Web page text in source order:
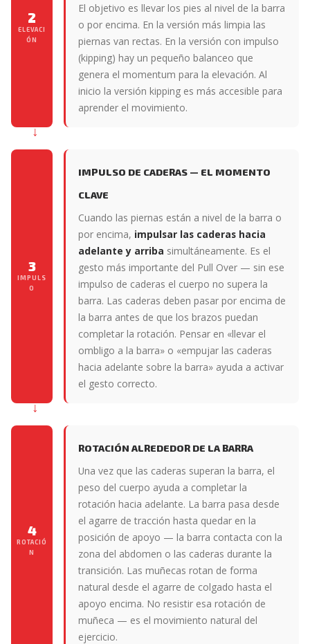
2
ELEVACI
ÓN
El objetivo es llevar los pies al nivel de la barra
o por encima. En la versión más limpia las
piernas van rectas. En la versión con impulso
(kipping) hay un pequeño balanceo que
genera el momentum para la elevación. Al
inicio la versión kipping es más accesible para
aprender el movimiento.
3
IMPULS
O
IMPULSO DE CADERAS — EL MOMENTO
CLAVE
Cuando las piernas están a nivel de la barra o
por encima, impulsar las caderas hacia
adelante y arriba simultáneamente. Es el
gesto más importante del Pull Over — sin ese
impulso de caderas el cuerpo no supera la
barra. Las caderas deben pasar por encima de
la barra antes de que los brazos puedan
completar la rotación. Pensar en «llevar el
ombligo a la barra» o «empujar las caderas
hacia adelante sobre la barra» ayuda a activar
el gesto correcto.
4
ROTACIÓ
N
ROTACIÓN ALREDEDOR DE LA BARRA
Una vez que las caderas superan la barra, el
peso del cuerpo ayuda a completar la
rotación hacia adelante. La barra pasa desde
el agarre de tracción hasta quedar en la
posición de apoyo — la barra contacta con la
zona del abdomen o las caderas durante la
transición. Las muñecas rotan de forma
natural desde el agarre de colgado hasta el
apoyo encima. No resistir esa rotación de
muñeca — es el movimiento natural del
ejercicio.